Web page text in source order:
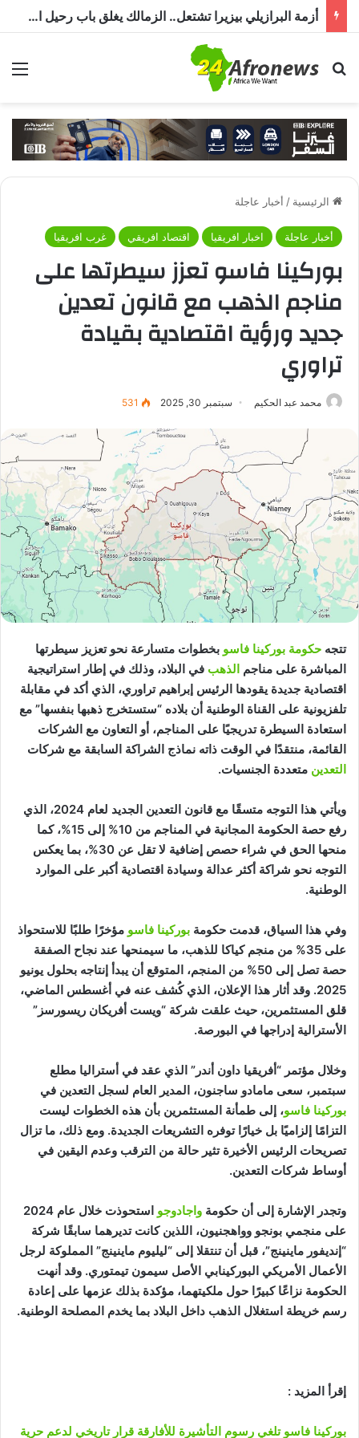
أزمة البرازيلي بيزيرا تشتعل.. الزمالك يغلق باب رحيل اللاعب ويؤكد : « لن ندخل في مفاوضات بشأن أي عروض »
بحث عن
الرئيسية / أخبار عاجلة
أخبار عاجلة اخبار افريقيا اقتصاد افريقي غرب افريقيا
بوركينا فاسو تعزز سيطرتها على
مناجم الذهب مع قانون تعدين
جديد ورؤية اقتصادية بقيادة
تراوري
محمد عبد الحكيم سبتمبر 30, 2025 531
تتجه حكومة بوركينا فاسو بخطوات متسارعة نحو تعزيز سيطرتها
المباشرة على مناجم الذهب في البلاد، وذلك في إطار استراتيجية
اقتصادية جديدة يقودها الرئيس إبراهيم تراوري، الذي أكد في مقابلة
تلفزيونية على القناة الوطنية أن بلاده “ستستخرج ذهبها بنفسها” مع
استعادة السيطرة تدريجيًا على المناجم، أو التعاون مع الشركات
القائمة، منتقدًا في الوقت ذاته نماذج الشراكة السابقة مع شركات
التعدين متعددة الجنسيات.
ويأتي هذا التوجه متسقًا مع قانون التعدين الجديد لعام 2024، الذي
رفع حصة الحكومة المجانية في المناجم من 10% إلى 15%، كما
منحها الحق في شراء حصص إضافية لا تقل عن 30%، بما يعكس
التوجه نحو شراكة أكثر عدالة وسيادة اقتصادية أكبر على الموارد
الوطنية.
وفي هذا السياق، قدمت حكومة بوركينا فاسو مؤخرًا طلبًا للاستحواذ
على 35% من منجم كياكا للذهب، ما سيمنحها عند نجاح الصفقة
حصة تصل إلى 50% من المنجم، المتوقع أن يبدأ إنتاجه بحلول يونيو
2025. وقد أثار هذا الإعلان، الذي كُشف عنه في أغسطس الماضي،
قلق المستثمرين، حيث علقت شركة “ويست أفريكان ريسورسز”
الأسترالية إدراجها في البورصة.
وخلال مؤتمر “أفريقيا داون أندر” الذي عقد في أستراليا مطلع
سبتمبر، سعى مامادو ساجنون، المدير العام لسجل التعدين في
بوركينا فاسو، إلى طمأنة المستثمرين بأن هذه الخطوات ليست
التزامًا إلزاميًا بل خيارًا توفره التشريعات الجديدة. ومع ذلك، ما تزال
تصريحات الرئيس الأخيرة تثير حالة من الترقب وعدم اليقين في
أوساط شركات التعدين.
وتجدر الإشارة إلى أن حكومة واجادوجو
استحوذت خلال عام 2024
على منجمي بونجو وواهجنيون، اللذين كانت تديرهما سابقًا شركة
“إنديفور ماينينج”، قبل أن تنتقلا إلى “ليليوم ماينينج” المملوكة لرجل
الأعمال الأمريكي البوركينابي الأصل سيمون تيمتوري. وقد أنهت
الحكومة نزاعًا كبيرًا حول ملكيتهما، مؤكدة بذلك عزمها على إعادة
رسم خريطة استغلال الذهب داخل البلاد بما يخدم المصلحة الوطنية.
إقرأ المزيد :
بوركينا فاسو تلغي رسوم التأشيرة للأفارقة قرار تاريخي لدعم حرية